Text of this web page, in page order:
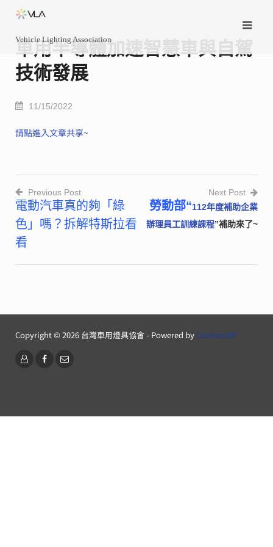
contentVehicle Lighting Association
車用半導體加速智慧車與自駕
技術發展
11/15/2022
請點進入文章共享~
文
章
導
Previous Post
電動汽車真的夠「綠
色」嗎？拆解特斯拉看
看
Next Post
勞動部“112年度補助企業
辦理員工訓練課程”補助來了~
Copyright © 2026 台灣車用燈具協會 - Powered by CosmosWP